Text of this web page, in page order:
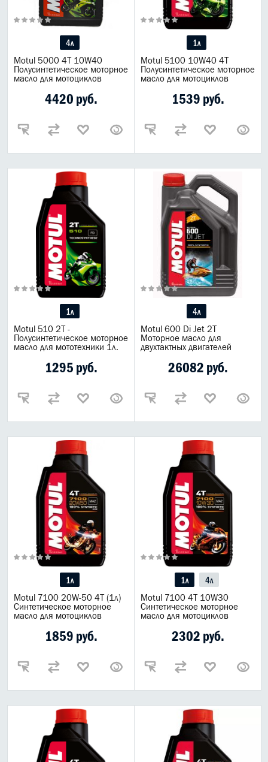
4л
Motul 5000 4T 10W40
Полусинтетическое моторное
масло для мотоциклов
4420 руб.
1л
Motul 5100 10W40 4T
Полусинтетическое моторное
масло для мотоциклов
1539 руб.
1л
Motul 510 2T -
Полусинтетическое моторное
масло для мототехники 1л.
1295 руб.
4л
Motul 600 Di Jet 2T
Моторное масло для
двухтактных двигателей
26082 руб.
1л
Motul 7100 20W-50 4Т (1л)
Синтетическое моторное
масло для мотоциклов
1859 руб.
1л
4л
Motul 7100 4T 10W30
Синтетическое моторное
масло для мотоциклов
2302 руб.